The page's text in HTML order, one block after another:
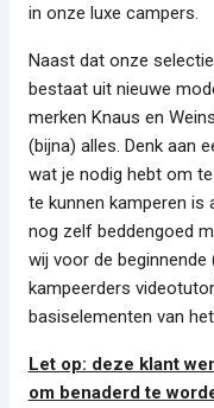
in onze luxe campers.
Naast dat onze
bestaat uit nieuwe
merken Knaus en
(bijna) alles. Denk aan
wat je nodig hebt om
te kunnen kamperen is
nog zelf beddengoed
wij voor de beginnende
kampeerders
basiselementen van
Let op: deze klant
om benaderd te